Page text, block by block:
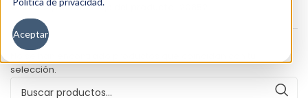
Aceptar
Inicio Kilometraje del producto
selección.